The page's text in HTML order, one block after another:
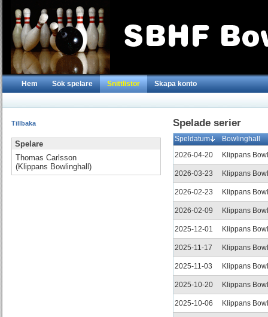
Hem Sök spelare Snittlistor Skapa konto
Tillbaka
Spelare
Thomas Carlsson
(Klippans Bowlinghall)
Spelade serier
Speldatum
Bowlinghall
2026-04-20
Klippans
2026-03-23 Klippans
2026-02-23 Klippans
2026-02-09 Klippans
2025-12-01 Klippans
2025-11-17 Klippans
2025-11-03 Klippans
2025-10-20 Klippans
2025-10-06 Klippans